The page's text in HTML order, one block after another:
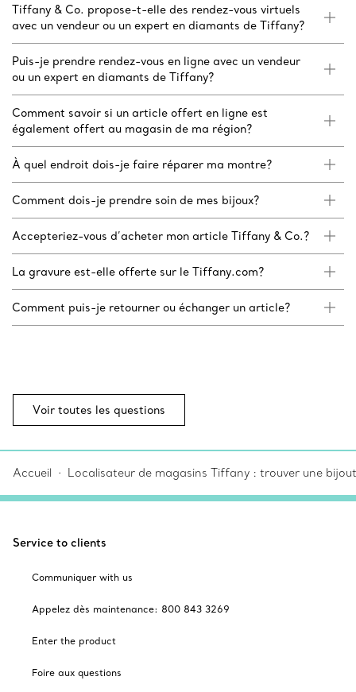
Tiffany & Co. propose-t-elle des rendez-vous virtuels
avec un vendeur ou un expert en diamants de Tiffany?
Puis-je prendre rendez-vous en ligne avec un vendeur
ou un expert en diamants de Tiffany?
Comment savoir si un article offert en ligne est
également offert au magasin de ma région?
À quel endroit dois-je faire réparer ma montre?
Comment dois-je prendre soin de mes bijoux?
Accepteriez-vous d’acheter mon article Tiffany & Co.?
La gravure est-elle offerte sur le Tiffany.com?
Comment puis-je retourner ou échanger un article?
Voir toutes les questions
Accueil Localisateur de magasins Tiffany : trouver une
Service to clients
Communiquer with us
Appelez dès maintenance: 800 843 3269
Enter the product
Foire aux questions